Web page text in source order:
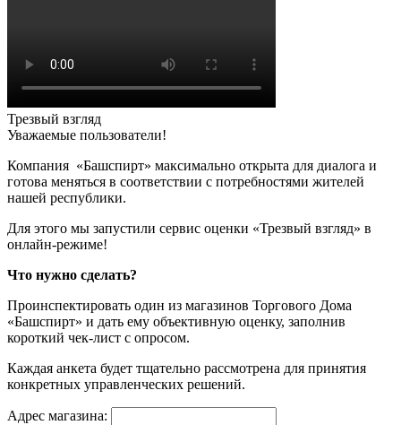
Трезвый взгляд
Уважаемые пользователи!
Компания «Башспирт» максимально открыта для диалога и
готова меняться в соответствии с потребностями жителей
нашей республики.
Для этого мы запустили сервис оценки «Трезвый взгляд» в
онлайн-режиме!
Что нужно сделать?
Проинспектировать один из магазинов Торгового Дома
«Башспирт» и дать ему объективную оценку, заполнив
короткий чек-лист с опросом.
Каждая анкета будет тщательно рассмотрена для принятия
конкретных управленческих решений.
Адрес магазина: